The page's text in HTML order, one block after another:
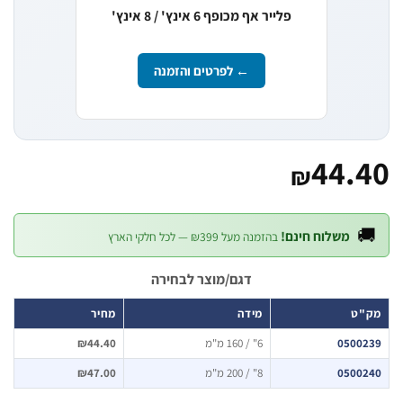
פלייר אף מכופף 6 אינץ' / 8 אינץ'
← לפרטים והזמנה
₪
משלוח חינם! בהזמנה מעל ₪399 — לכל חלקי הארץ
דגם/מוצר לבחירה
₪44.40
₪47.00